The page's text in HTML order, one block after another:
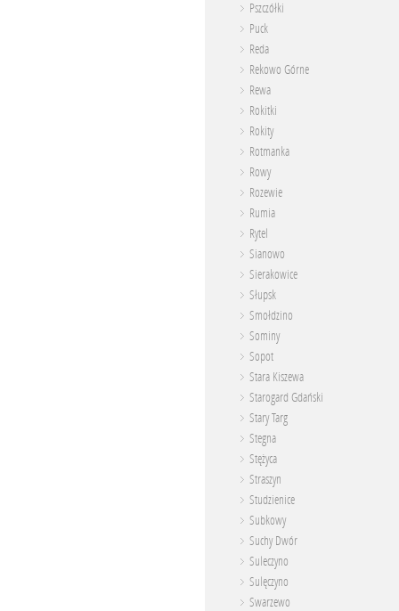
Pszczółki
Puck
Reda
Rekowo Górne
Rewa
Rokitki
Rokity
Rotmanka
Rowy
Rozewie
Rumia
Rytel
Sianowo
Sierakowice
Słupsk
Smołdzino
Sominy
Sopot
Stara Kiszewa
Starogard Gdański
Stary Targ
Stegna
Stężyca
Straszyn
Studzienice
Subkowy
Suchy Dwór
Suleczyno
Sulęczyno
Swarzewo